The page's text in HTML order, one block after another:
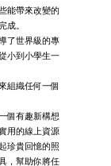
能帶來改變的
成。
了世界級的專
小到小學生一
組織任何一個
個有趣新構想
用的線上資源
珍貴回憶的照
，幫助你將任